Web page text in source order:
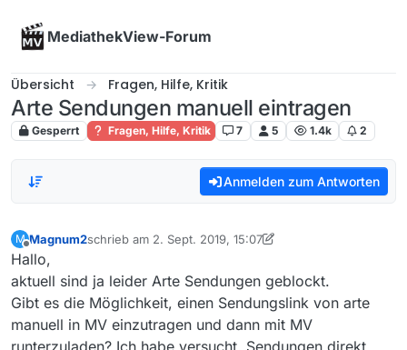
MediathekView-Forum
Übersicht Fragen, Hilfe, Kritik
Arte Sendungen manuell eintragen
Gesperrt Fragen, Hilfe, Kritik 7 5 1.4k 2
Anmelden zum Antworten
M
Offline
Magnum2schrieb am 2. Sept. 2019, 15:07
zuletzt editiert von Magnum29. Feb. 2019, 17:08
Hallo,
aktuell sind ja leider Arte Sendungen geblockt.
Gibt es die Möglichkeit, einen Sendungslink von arte
manuell in MV einzutragen und dann mit MV